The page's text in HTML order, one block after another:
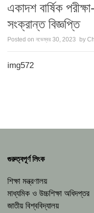
একাদশ বার্ষিক
সংক্রান্ত বিজ্ঞপ্তি
Posted on নভেম্বর 30, 2023 by
img572
গুরুত্বপূর্ণ লিংক
শিক্ষা মন্ত্রণালয়
মাধ্যমিক ও উচ্চশিক্ষা অধিদপ্তর
জাতীয় বিশ্ববিদ্যালয়